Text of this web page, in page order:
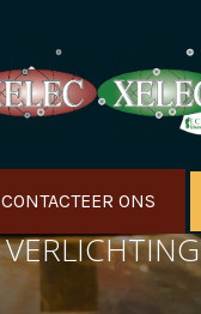
CONTACTEER ONS
VERLICHTING